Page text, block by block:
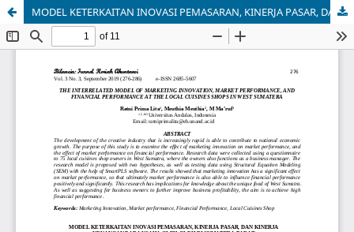
MODEL KETERKAITAN INOVASI PEMASARAN, KINERJA PASAR, DAN KINERJA KEUANGAN PADA USAHA OLEH-OLEH DI SUMATERA BARAT